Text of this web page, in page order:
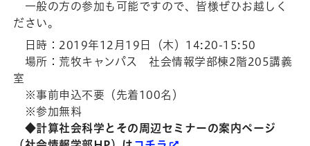
一般の方の参加も可能ですので、皆様ぜひお越しく
ださい。
日時：2019年12月19日（木）14:20-15:50
場所：荒牧キャンパス 社会情報学部棟2階205講義
室
※事前申込不要（先着100名）
※参加無料
◆計算社会科学とその周辺セミナーの案内ページ